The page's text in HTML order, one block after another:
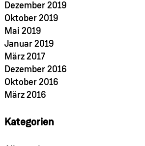
Dezember 2019
Oktober 2019
Mai 2019
Januar 2019
März 2017
Dezember 2016
Oktober 2016
März 2016
Kategorien